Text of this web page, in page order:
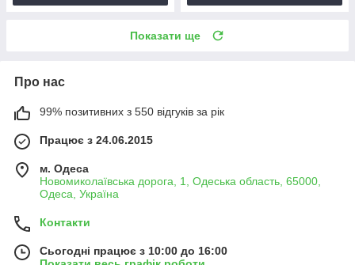
Показати ще
Про нас
99% позитивних з 550 відгуків за рік
Працює з 24.06.2015
м. Одеса
Новомиколаївська дорога, 1, Одеська область, 65000,
Одеса, Україна
Контакти
Сьогодні працює з 10:00 до 16:00